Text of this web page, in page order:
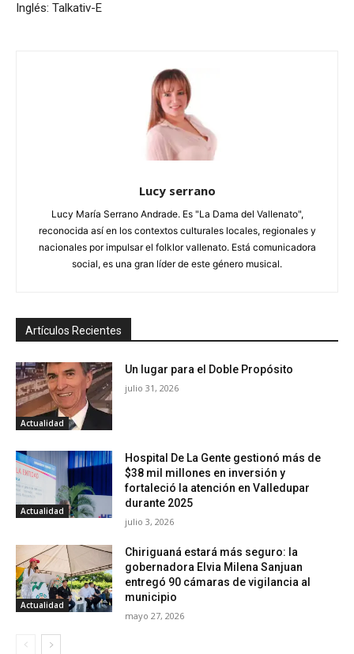
Inglés: Talkativ-E
Lucy serrano
Lucy María Serrano Andrade. Es "La Dama del Vallenato",
reconocida así en los contextos culturales locales, regionales y
nacionales por impulsar el folklor vallenato. Está comunicadora
social, es una gran líder de este género musical.
Artículos Recientes
Actualidad
Un lugar para el Doble Propósito
julio 31, 2026
Actualidad
Hospital De La Gente gestionó más de
$38 mil millones en inversión y
fortaleció la atención en Valledupar
durante 2025
julio 3, 2026
Actualidad
Chiriguaná estará más seguro: la
gobernadora Elvia Milena Sanjuan
entregó 90 cámaras de vigilancia al
municipio
mayo 27, 2026